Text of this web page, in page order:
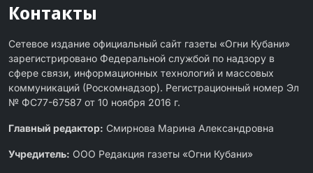
Контакты
Сетевое издание официальный сайт газеты «Огни Кубани»
зарегистрировано Федеральной службой по надзору в
сфере связи, информационных технологий и массовых
коммуникаций (Роскомнадзор). Регистрационный номер Эл
№ ФС77-67587 от 10 ноября 2016 г.
Главный редактор: Смирнова Марина Александровна
Учредитель: ООО Редакция газеты «Огни Кубани»